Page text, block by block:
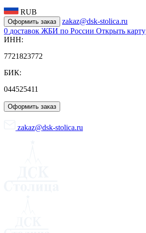
RUB
Оформить заказ
zakaz@dsk-stolica.ru
0 доставок ЖБИ по России Открыть карту
ИНН:
7721823772
БИК:
044525411
Оформить заказ
zakaz@dsk-stolica.ru